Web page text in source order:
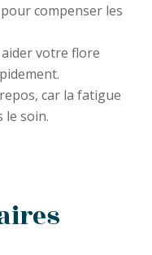
compenser les
votre flore
car la fatigue
le soin.